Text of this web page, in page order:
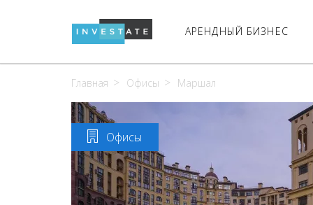
АРЕНДНЫЙ БИЗНЕС
Главная Офисы Маршал
Офисы